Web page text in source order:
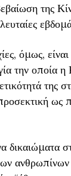
της
όμως, είναι
την οποία
της
ως
ανθρωπίνων